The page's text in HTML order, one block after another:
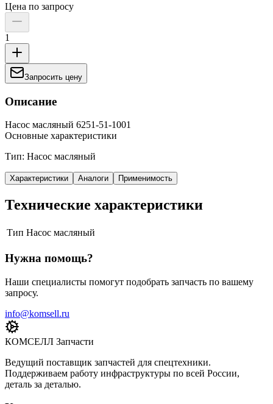
Цена по запросу
1
Запросить цену
Описание
Насос масляный 6251-51-1001
Основные характеристики
Тип: Насос масляный
Характеристики Аналоги Применимость
Технические характеристики
Тип Насос масляный
Нужна помощь?
Наши специалисты помогут подобрать запчасть по вашему
запросу.
info@komsell.ru
КОМСЕЛЛ Запчасти
Ведущий поставщик запчастей для спецтехники.
Поддерживаем работу инфраструктуры по всей России,
деталь за деталью.